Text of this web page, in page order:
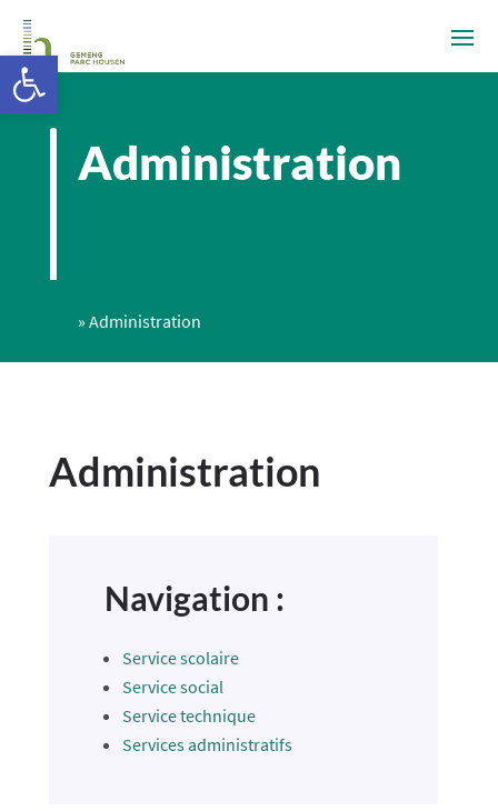
Administration
» Administration
Administration
Navigation :
Service scolaire
Service social
Service technique
Services administratifs
Ouvrir la barre d’outils